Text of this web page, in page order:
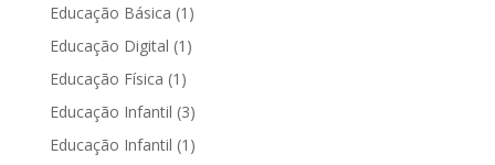
Educação Básica (1)
Educação Digital (1)
Educação Física (1)
Educação Infantil (3)
Educação Infantil (1)